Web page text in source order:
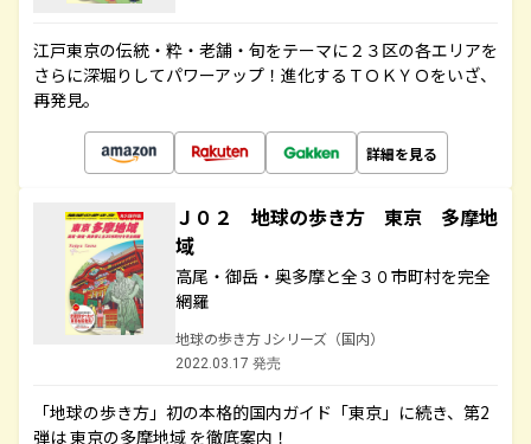
江戸東京の伝統・粋・老舗・旬をテーマに２３区の各エリアを
さらに深堀りしてパワーアップ！進化するＴＯＫＹＯをいざ、
再発見。
詳細を見る
Ｊ０２ 地球の歩き方 東京 多摩地
域
高尾・御岳・奥多摩と全３０市町村を完全
網羅
地球の歩き方 Jシリーズ（国内）
2022.03.17 発売
「地球の歩き方」初の本格的国内ガイド「東京」に続き、第2
弾は 東京の多摩地域 を徹底案内！